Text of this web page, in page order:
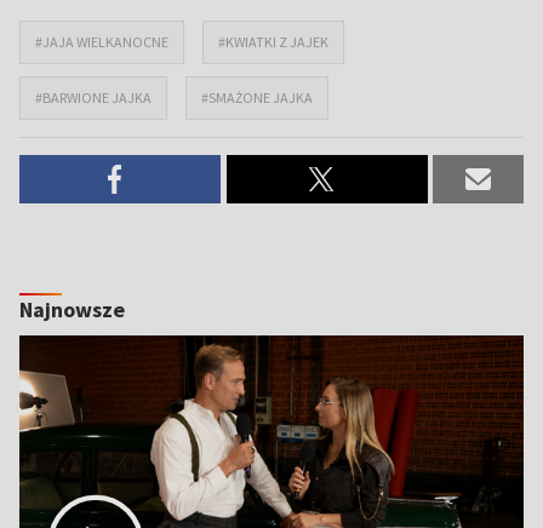
#JAJA WIELKANOCNE #KWIATKI Z JAJEK
#BARWIONE JAJKA #SMAŻONE JAJKA
Najnowsze